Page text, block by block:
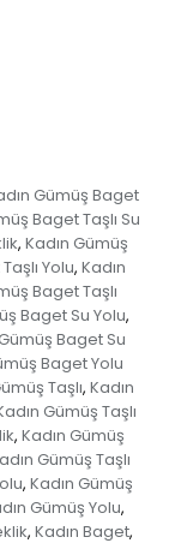
Gümüş Baget
Baget Taşlı Su
, Kadın Gümüş
Yolu, Kadın
Baget Taşlı
Baget Su Yolu,
Baget Su
Baget Yolu
Taşlı, Kadın
Gümüş Taşlı
, Kadın Gümüş
Gümüş Taşlı
, Kadın Gümüş
Gümüş Yolu,
, Kadın Baget,